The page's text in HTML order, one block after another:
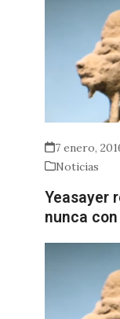
7 enero,
Noticias
Yeasayer
nunca